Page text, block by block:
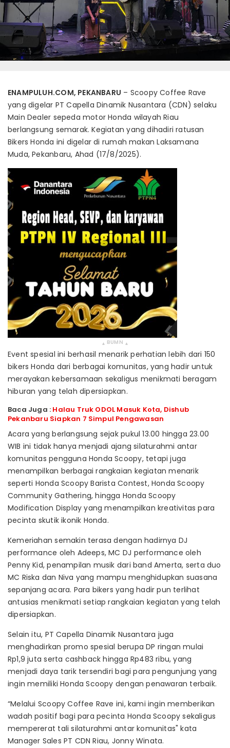
ENAMPULUH.COM, PEKANBARU – Scoopy Coffee Rave
yang digelar PT Capella Dinamik Nusantara (CDN) selaku
Main Dealer sepeda motor Honda wilayah Riau
berlangsung semarak. Kegiatan yang dihadiri ratusan
Bikers Honda ini digelar di rumah makan Laksamana
Muda, Pekanbaru, Ahad (17/8/2025).
▴ BUMN ▴
Event spesial ini berhasil menarik perhatian lebih dari 150
bikers Honda dari berbagai komunitas, yang hadir untuk
merayakan kebersamaan sekaligus menikmati beragam
hiburan yang telah dipersiapkan.
Baca Juga : Halau Truk ODOL Masuk Kota, Dishub
Pekanbaru Siapkan 7 Simpul Pengawasan
Acara yang berlangsung sejak pukul 13.00 hingga 23.00
WIB ini tidak hanya menjadi ajang silaturahmi antar
komunitas pengguna Honda Scoopy, tetapi juga
menampilkan berbagai rangkaian kegiatan menarik
seperti Honda Scoopy Barista Contest, Honda Scoopy
Community Gathering, hingga Honda Scoopy
Modification Display yang menampilkan kreativitas para
pecinta skutik ikonik Honda.
Kemeriahan semakin terasa dengan hadirnya DJ
performance oleh Adeeps, MC DJ performance oleh
Penny Kid, penampilan musik dari band Amerta, serta duo
MC Riska dan Niva yang mampu menghidupkan suasana
sepanjang acara. Para bikers yang hadir pun terlihat
antusias menikmati setiap rangkaian kegiatan yang telah
dipersiapkan.
Selain itu, PT Capella Dinamik Nusantara juga
menghadirkan promo spesial berupa DP ringan mulai
Rp1,9 juta serta cashback hingga Rp483 ribu, yang
menjadi daya tarik tersendiri bagi para pengunjung yang
ingin memiliki Honda Scoopy dengan penawaran terbaik.
“Melalui Scoopy Coffee Rave ini, kami ingin memberikan
wadah positif bagi para pecinta Honda Scoopy sekaligus
mempererat tali silaturahmi antar komunitas" kata
Manager Sales PT CDN Riau, Jonny Winata.